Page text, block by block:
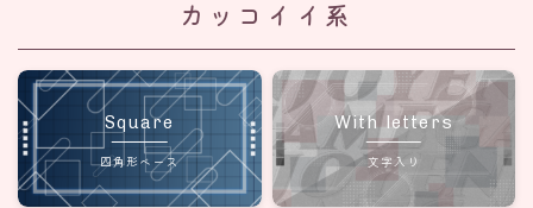
カッコイイ系
四角形ベース
Square
文字入り
With letters